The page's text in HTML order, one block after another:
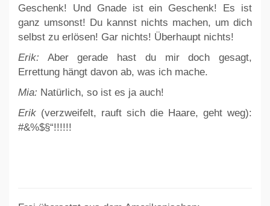
Geschenk! Und Gnade ist ein Geschenk! Es ist
ganz umsonst! Du kannst nichts machen, um dich
selbst zu erlösen! Gar nichts! Überhaupt nichts!
Erik: Aber gerade hast du mir doch gesagt,
Errettung hängt davon ab, was ich mache.
Mia: Natürlich, so ist es ja auch!
Erik (verzweifelt, rauft sich die Haare, geht weg):
#&%$§“!!!!!!